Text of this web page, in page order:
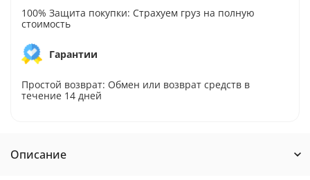
100% Защита покупки: Страхуем груз на полную
стоимость
Гарантии
Простой возврат: Обмен или возврат средств в
течение 14 дней
Описание